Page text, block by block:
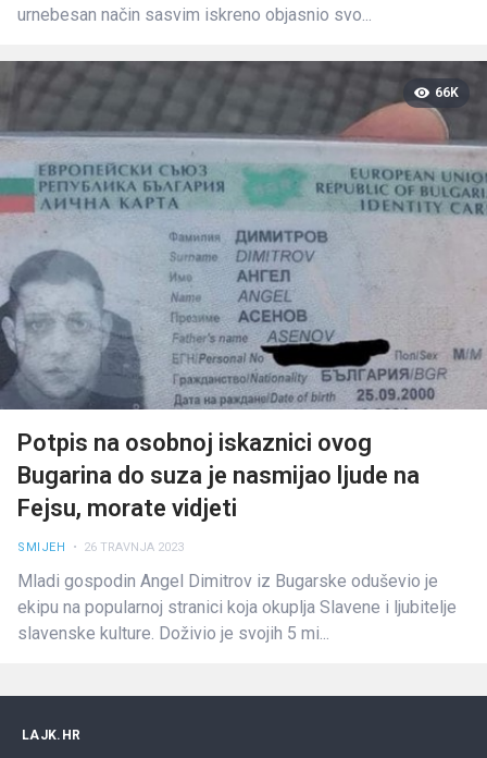
urnebesan način sasvim iskreno objasnio svo...
66K
Potpis na osobnoj iskaznici ovog
Bugarina do suza je nasmijao ljude na
Fejsu, morate vidjeti
SMIJEH • 26 TRAVNJA 2023
Mladi gospodin Angel Dimitrov iz Bugarske oduševio je
ekipu na popularnoj stranici koja okuplja Slavene i ljubitelje
slavenske kulture. Doživio je svojih 5 mi...
LAJK.HR